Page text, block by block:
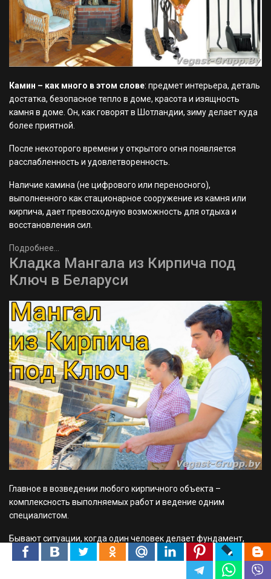
Камин – как много в этом слове: предмет интерьера, деталь
достатка, безопасное тепло в доме, красота и изящность
камня в доме. Он, как говорят в Шотландии, зиму делает куда
более приятной.
После некоторого времени у открытого огня появляется
расслабленность и удовлетворенность.
Наличие камина (не цифрового или переносного),
выполненного как стационарное сооружение из камня или
кирпича, дает превосходную возможность для отдыха и
восстановления сил.
Подробнее...
Кладка Мангала из Кирпича под
Ключ в Беларуси
Главное в возведении любого кирпичного объекта –
комплексность выполняемых работ и ведение одним
специалистом.
Бывают ситуации, когда один человек делает фундамент,
другой начинает выкладывать стенки, третий заканчивает, а